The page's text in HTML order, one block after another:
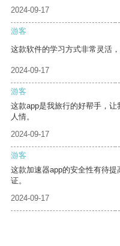
2024-09-17
游客
这款软件的学习方式非常灵活
2024-09-17
游客
这款app是我旅行的好帮手，
人情。
2024-09-17
游客
这款加速器app的安全性有待
证。
2024-09-17